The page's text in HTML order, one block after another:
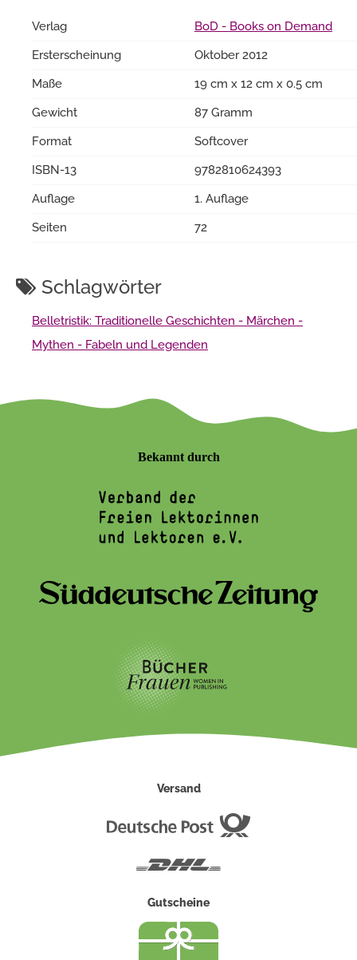
Verlag
BoD - Books on Demand
Ersterscheinung
Oktober 2012
Maße
19 cm x 12 cm x 0.5 cm
Gewicht
87 Gramm
Format
Softcover
ISBN-13
9782810624393
Auflage
1. Auflage
Seiten
72
Schlagwörter
Belletristik: Traditionelle Geschichten - Märchen -
Mythen - Fabeln und Legenden
Bekannt durch
Versand
Gutscheine